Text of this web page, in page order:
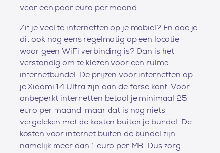
voor een paar euro per maand.
Zit je veel te internetten op je mobiel? En doe je
dit ook nog eens regelmatig op een locatie
waar geen WiFi verbinding is? Dan is het
verstandig om te kiezen voor een ruime
internetbundel. De prijzen voor internetten op
je Xiaomi 14 Ultra zijn aan de forse kant. Voor
onbeperkt internetten betaal je minimaal 25
euro per maand, maar dat is nog niets
vergeleken met de kosten buiten je bundel. De
kosten voor internet buiten de bundel zijn
namelijk meer dan 1 euro per MB. Dus zorg